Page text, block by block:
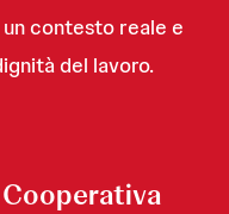
contesto reale e
del lavoro.